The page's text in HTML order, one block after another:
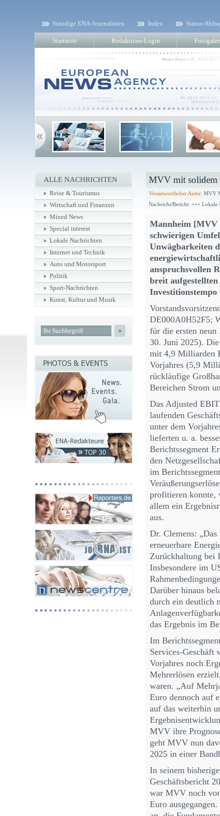
Ständige ENA-Journalisten Index Status-
Startseite Redaktions-Login
MVV mit solidem
Verantwortlicher Autor: MVV
Nachricht/Bericht: +++ Lokale
Mannheim [MVV
schwierigen
Unwägbarkeiten
anspruchsvollen
breit aufgestellten
DE000A0H52F5;
für die ersten neun
30. Juni 2025).
mit 4,9 Milliarden
Vorjahres (5,9
rückläufige
Bereichen Strom
Das Adjusted
laufenden
unter dem
lieferten u. a.
Berichtssegment
den
im
profitieren konnte,
allem ein
aus.
Dr. Clemens:
erneuerbare
Zurückhaltung bei
Insbesondere im
Darüber hinaus
durch ein deutlich
das Ergebnis im
Im
Services-Geschäft
Vorjahres noch
Mehrerlösen
waren. „Auf
Euro dennoch auf
auf das weiterhin
MVV ihre
geht MVV nun
2025 in einer
In seinem
Geschäftsbericht
war MVV noch
Euro
ALLE NACHRICHTEN
Reise & Tourismus
Wirtschaft und Finanzen
Mixed News
Special interest
Lokale Nachrichten
Internet und Technik
Auto und Motorsport
Politik
Sport-Nachrichten
Kunst, Kultur und Musik
»